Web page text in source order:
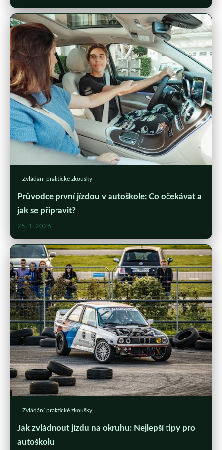
Zvládání praktické zkoušky
Průvodce první jízdou v autoškole: Co očekávat a
jak se připravit?
25. 1. 2026
Zvládání praktické zkoušky
Jak zvládnout jízdu na okruhu: Nejlepší tipy pro
autoškolu